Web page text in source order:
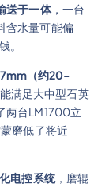
送于一体，一台
含水量可能偏
。
（约20-
能满足大中型石英
两台LM1700立
磨低了将近
电控系统，磨辊